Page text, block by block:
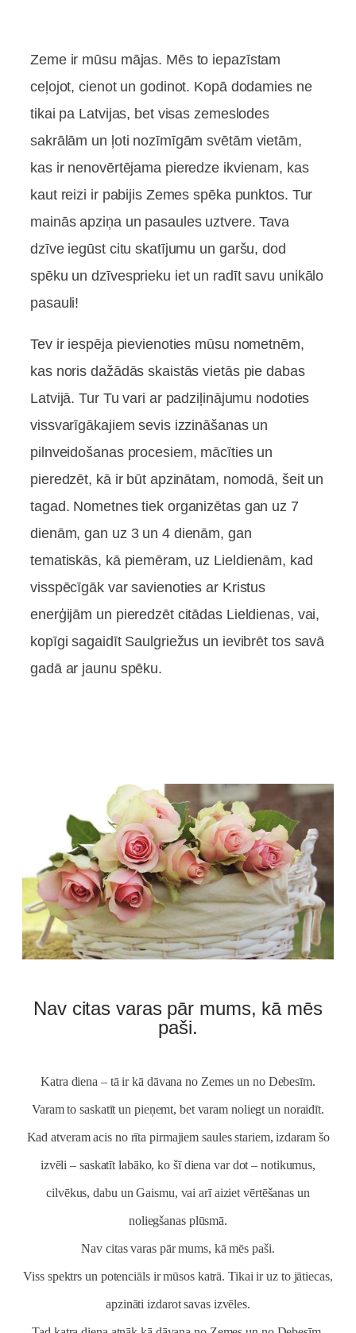
Zeme ir mūsu mājas. Mēs to iepazīstam
ceļojot, cienot un godinot. Kopā dodamies ne
tikai pa Latvijas, bet visas zemeslodes
sakrālām un ļoti nozīmīgām svētām vietām,
kas ir nenovērtējama pieredze ikvienam, kas
kaut reizi ir pabijis Zemes spēka punktos. Tur
mainās apziņa un pasaules uztvere. Tava
dzīve iegūst citu skatījumu un garšu, dod
spēku un dzīvesprieku iet un radīt savu unikālo
pasauli!
Tev ir iespēja pievienoties mūsu nometnēm,
kas noris dažādās skaistās vietās pie dabas
Latvijā. Tur Tu vari ar padziļinājumu nodoties
vissvarīgākajiem sevis izzināšanas un
pilnveidošanas procesiem, mācīties un
pieredzēt, kā ir būt apzinātam, nomodā, šeit un
tagad. Nometnes tiek organizētas gan uz 7
dienām, gan uz 3 un 4 dienām, gan
tematiskās, kā piemēram, uz Lieldienām, kad
visspēcīgāk var savienoties ar Kristus
enerģijām un pieredzēt citādas Lieldienas, vai,
kopīgi sagaidīt Saulgriežus un ievibrēt tos savā
gadā ar jaunu spēku.
Nav citas varas pār mums, kā mēs
paši.
Katra diena – tā ir kā dāvana no Zemes un no Debesīm.
Varam to saskatīt un pieņemt, bet varam noliegt un noraidīt.
Kad atveram acis no rīta pirmajiem saules stariem, izdaram šo
izvēli – saskatīt labāko, ko šī diena var dot – notikumus,
cilvēkus, dabu un Gaismu, vai arī aiziet vērtēšanas un
noliegšanas plūsmā.
Nav citas varas pār mums, kā mēs paši.
Viss spektrs un potenciāls ir mūsos katrā. Tikai ir uz to jātiecas,
apzināti izdarot savas izvēles.